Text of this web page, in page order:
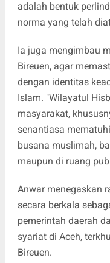
adalah bentuk
norma yang telah
Ia juga mengimbau
Bireuen, agar
dengan identitas
Islam. "Wilayatul
masyarakat,
senantiasa
busana muslimah,
maupun di ruang
Anwar menegaskan
secara berkala
pemerintah daerah
syariat di Aceh,
Bireuen.